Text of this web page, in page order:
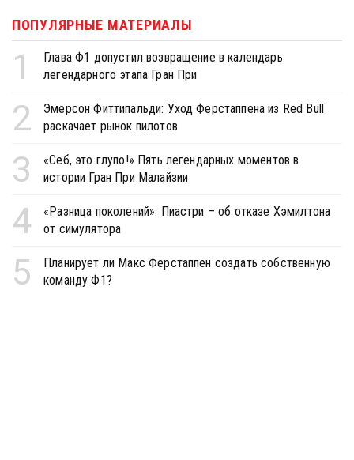
ПОПУЛЯРНЫЕ МАТЕРИАЛЫ
1
Глава Ф1 допустил возвращение в календарь
легендарного этапа Гран При
2
Эмерсон Фиттипальди: Уход Ферстаппена из Red Bull
раскачает рынок пилотов
3
«Себ, это глупо!» Пять легендарных моментов в
истории Гран При Малайзии
4
«Разница поколений». Пиастри – об отказе Хэмилтона
от симулятора
5
Планирует ли Макс Ферстаппен создать собственную
команду Ф1?